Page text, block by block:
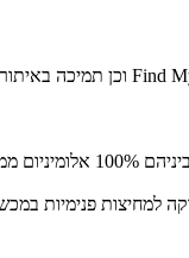
פנימיות